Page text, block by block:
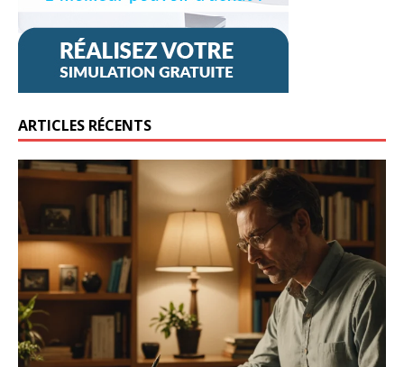
ARTICLES RÉCENTS